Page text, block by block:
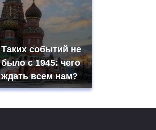
Таких событий не
было с 1945: чего
ждать всем нам?